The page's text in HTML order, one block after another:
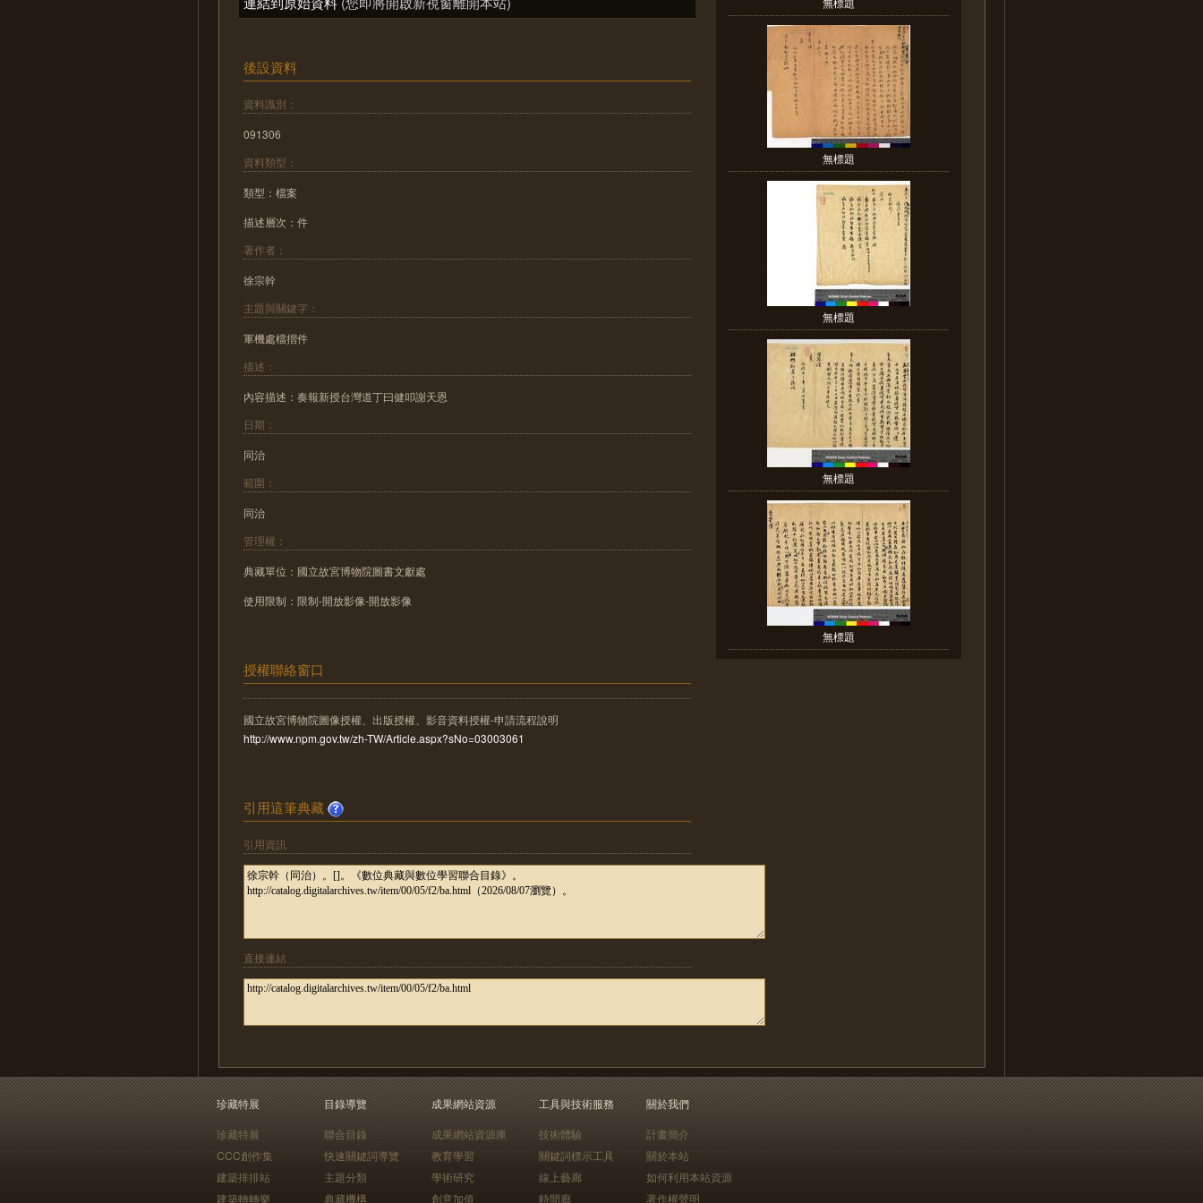
後設資料
資料識別：
091306
資料類型：
類型：檔案
描述層次：件
著作者：
徐宗幹
主題與關鍵字：
軍機處檔摺件
描述：
內容描述：奏報新授台灣道丁曰健叩謝天恩
日期：
同治
範圍：
同治
管理權：
典藏單位：國立故宮博物院圖書文獻處
使用限制：限制-開放影像-開放影像
授權聯絡窗口
國立故宮博物院圖像授權、出版授權、影音資料授權-申請流程說明
http://www.npm.gov.tw/zh-TW/Article.aspx?sNo=03003061
引用這筆典藏
引用資訊
直接連結
無標題
無標題
無標題
無標題
珍藏特展
珍藏特展
CCC創作集
建築排排站
建築轉轉樂
目錄導覽
聯合目錄
快速關鍵詞導覽
主題分類
典藏機構
成果網站資源
成果網站資源庫
教育學習
學術研究
創意加值
工具與技術服務
技術體驗
關鍵詞標示工具
線上藝廊
時間廊
關於我們
計畫簡介
關於本站
如何利用本站資源
著作權聲明